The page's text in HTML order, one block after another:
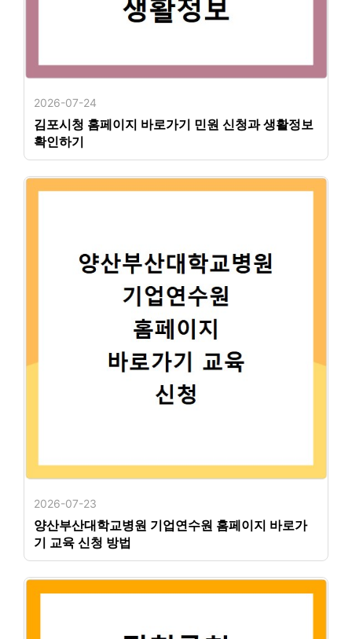
2026-07-24
김포시청 홈페이지 바로가기 민원 신청과 생활정보
확인하기
2026-07-23
양산부산대학교병원 기업연수원 홈페이지 바로가
기 교육 신청 방법